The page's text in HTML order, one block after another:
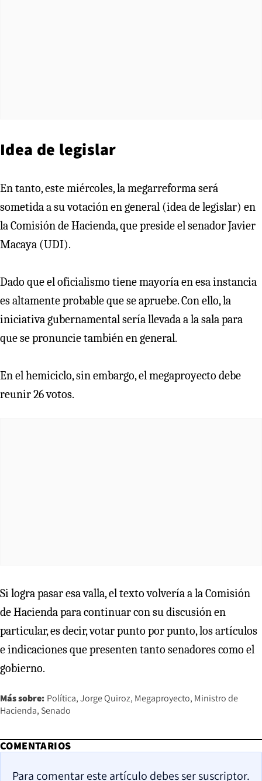
Idea de legislar
En tanto, este miércoles, la megarreforma será
sometida a su votación en general (idea de legislar) en
la Comisión de Hacienda, que preside el senador Javier
Macaya (UDI).
Dado que el oficialismo tiene mayoría en esa instancia
es altamente probable que se apruebe. Con ello, la
iniciativa gubernamental sería llevada a la sala para
que se pronuncie también en general.
En el hemiciclo, sin embargo, el megaproyecto debe
reunir 26 votos.
Si logra pasar esa valla, el texto volvería a la Comisión
de Hacienda para continuar con su discusión en
particular, es decir, votar punto por punto, los artículos
e indicaciones que presenten tanto senadores como el
gobierno.
Más sobre: Política Jorge Quiroz Megaproyecto Ministro de
Hacienda Senado
COMENTARIOS
Para comentar este artículo debes ser suscriptor.